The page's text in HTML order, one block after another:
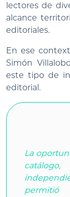
lectores de
alcance
editoriales.
En ese
Simón
este tipo de
editorial.
La
permitió